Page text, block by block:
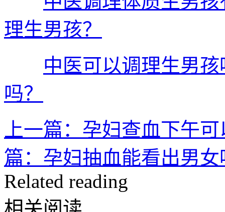
理生男孩？
中医可以调理生男
吗？
上一篇：孕妇查血下午
篇：孕妇抽血能看出男
Related reading